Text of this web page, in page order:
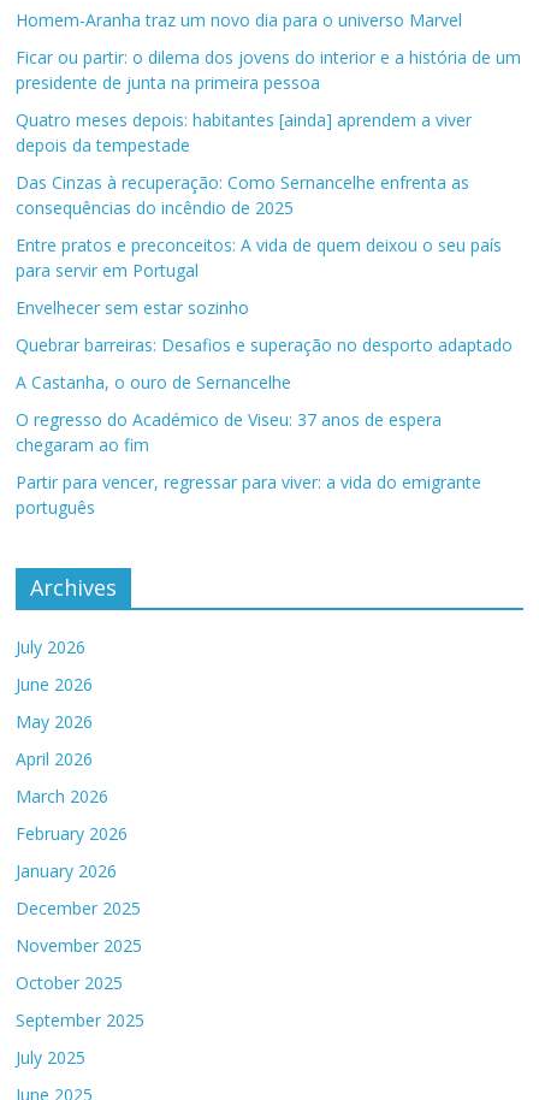
Homem-Aranha traz um novo dia para o universo Marvel
Ficar ou partir: o dilema dos jovens do interior e a história de um
presidente de junta na primeira pessoa
Quatro meses depois: habitantes [ainda] aprendem a viver
depois da tempestade
Das Cinzas à recuperação: Como Sernancelhe enfrenta as
consequências do incêndio de 2025
Entre pratos e preconceitos: A vida de quem deixou o seu país
para servir em Portugal
Envelhecer sem estar sozinho
Quebrar barreiras: Desafios e superação no desporto adaptado
A Castanha, o ouro de Sernancelhe
O regresso do Académico de Viseu: 37 anos de espera
chegaram ao fim
Partir para vencer, regressar para viver: a vida do emigrante
português
Archives
July 2026
June 2026
May 2026
April 2026
March 2026
February 2026
January 2026
December 2025
November 2025
October 2025
September 2025
July 2025
June 2025